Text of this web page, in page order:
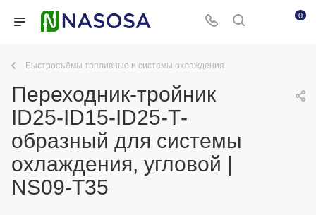
0
Быстросъёмы топливные и системы охлаждения
Переходник-тройник
ID25-ID15-ID25-Т-
образный для системы
охлаждения, угловой |
NS09-T35